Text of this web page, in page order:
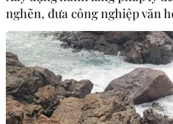
nghẽn, đưa công nghiệp văn